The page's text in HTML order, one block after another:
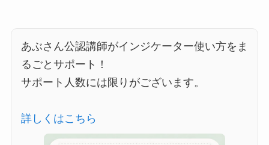
あぶさん公認講師がインジケーター使い方をま
るごとサポート！
サポート人数には限りがございます。
詳しくはこちら